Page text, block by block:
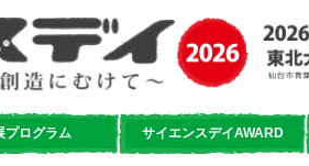
プログラム サイエンスデイAWARD